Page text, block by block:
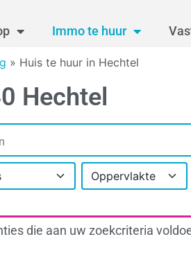
Immo te huur
» Huis te huur in Hechtel
Hechtel
Oppervlakte
die aan uw zoekcriteria